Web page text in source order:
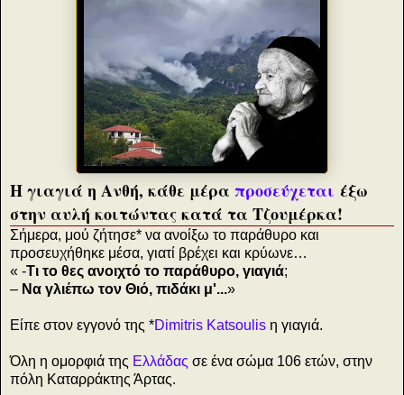
Η γιαγιά η Ανθή, κάθε μέρα προσεύχεται έξω
στην αυλή κοιτώντας κατά τα Τζουμέρκα!
Σήμερα, μού ζήτησε* να ανοίξω το παράθυρο και
προσευχήθηκε μέσα, γιατί βρέχει και κρύωνε…
« -Τι το θες ανοιχτό το παράθυρο, γιαγιά;
– Να γλιέπω τον Θιό, πιδάκι μ'...»
Είπε στον εγγονό της *Dimitris Katsoulis η γιαγιά.
Όλη η ομορφιά της Ελλάδας σε ένα σώμα 106 ετών, στην
πόλη Καταρράκτης Άρτας.